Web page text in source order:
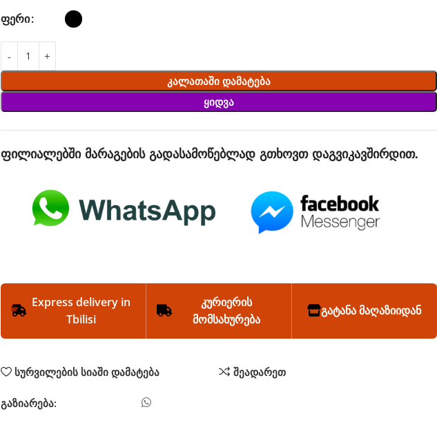
ᲤᲔᲠᲘ
Კალათაში Დამატება
Ყიდვა
ფილიალებში მარაგების გადასამოწებლად გთხოვთ დაგვიკავშირდით.
Express delivery in
Tbilisi
კურიერის
მომსახურება
გატანა მაღაზიიდან
სურვილების სიაში დამატება შეადარეთ
გაზიარება: